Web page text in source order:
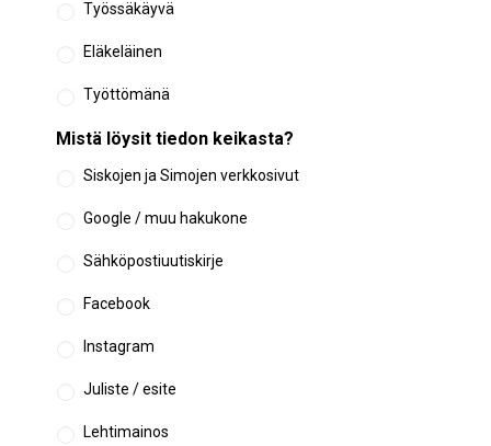
Työssäkäyvä
Eläkeläinen
Työttömänä
Mistä löysit tiedon keikasta?
Siskojen ja Simojen verkkosivut
Google / muu hakukone
Sähköpostiuutiskirje
Facebook
Instagram
Juliste / esite
Lehtimainos